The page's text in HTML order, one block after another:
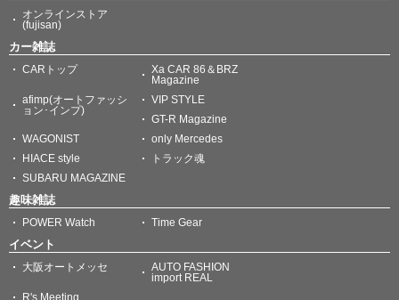
オンラインストア
(fujisan)
カー雑誌
CARトップ
Xa CAR 86＆BRZ
Magazine
afimp(オートファッシ
ョン･インプ)
VIP STYLE
GT-R Magazine
WAGONIST
only Mercedes
HIACE style
トラック魂
SUBARU MAGAZINE
趣味雑誌
POWER Watch Time Gear
イベント
大阪オートメッセ
AUTO FASHION
import REAL